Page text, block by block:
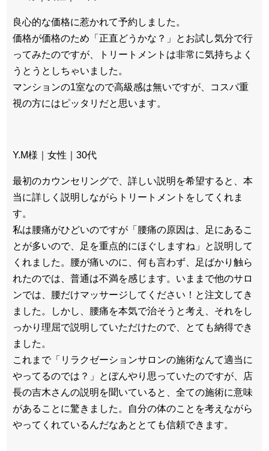
良心的な価格に惹かれて予約しました。
価格が価格のため「正直どうかな？」とお試し気分で行
ってみたのですが、トリートメントは非常に気持ちよく
うとうとしちゃいました。
マンションの1室なので高級感は無いですが、コスパ重
視の方にはピッタリだと思います。
Y.M様｜女性｜30代
最初のカウンセリングで、詳しい説明を希望すると、本
当に詳しく説明しながらトリートメントをしてくれま
す。
私は腰痛がひどいのですが「腰痛の原因は、足にあるこ
とが多いので、足を重点的にほぐしますね」と説明して
くれました。腰が痛いのに、何も言わず、足ばかり触ら
れたのでは、普通は不満を感じます。いままで他のサロ
ンでは、腰だけマッサージしてください！と注文してき
ました。しかし、腰痛を本気で治そうと考え、それをし
っかり理屈で説明していただけたので、とても納得でき
ました。
これまで「リラクゼーションサロンの施術なんて適当に
やってるのでは？」とぼんやり思っていたのですが、店
長の吉木さんの説明を聞いていると、全ての施術に意味
があることに驚きました。自分の体のことを考えながら
やってくれているんだなあととても信頼できます。